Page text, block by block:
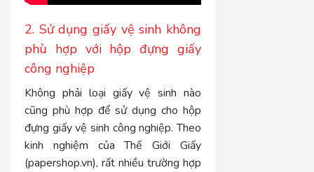
2. Sử dụng giấy vệ sinh không
phù hợp với hộp đựng giấy
công nghiệp
Không phải loại giấy vệ sinh nào
cũng phù hợp để sử dụng cho hộp
đựng giấy vệ sinh công nghiệp. Theo
kinh nghiệm của Thế Giới Giấy
(papershop.vn), rất nhiều trường hợp